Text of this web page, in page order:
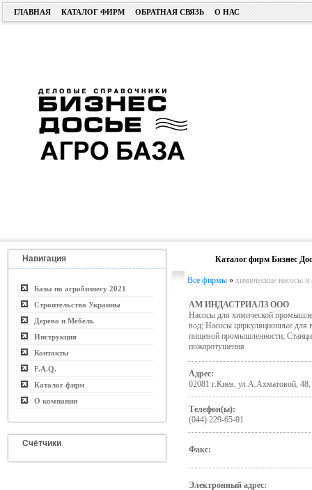
ГЛАВНАЯ КАТАЛОГ ФИРМ ОБРАТНАЯ СВЯЗЬ О НАС
Навигация
Базы по агробизнесу 2021
Строительство Украины
Дерево и Мебель
Инструкция
Контакты
F.A.Q.
Каталог фирм
О компании
Счётчики
Каталог фирм Бизнес
Все фирмы » химические насосы и
АМ ИНДАСТРИАЛЗ ООО
Насосы для химической
вод; Насосы циркуляционные для
пищевой промышленности;
пожаротушения
Адрес:
02081 г.Киев, ул.А.Ахматовой,
Телефон(ы):
(044) 229-65-01
Факс:
Электронный адрес: